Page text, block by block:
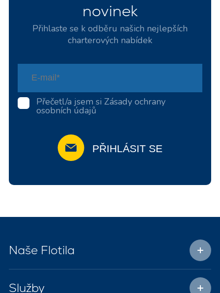
novinek
Přihlaste se k odběru našich nejlepších
charterových nabídek
Přečetl/a jsem si Zásady ochrany
osobních údajů
PŘIHLÁSIT SE
Naše Flotila
Služby